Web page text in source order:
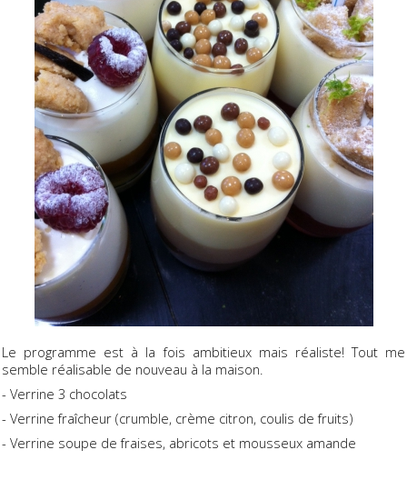
Le programme est à la fois ambitieux mais réaliste! Tout me
semble réalisable de nouveau à la maison.
- Verrine 3 chocolats
- Verrine fraîcheur (crumble, crème citron, coulis de fruits)
- Verrine soupe de fraises, abricots et mousseux amande